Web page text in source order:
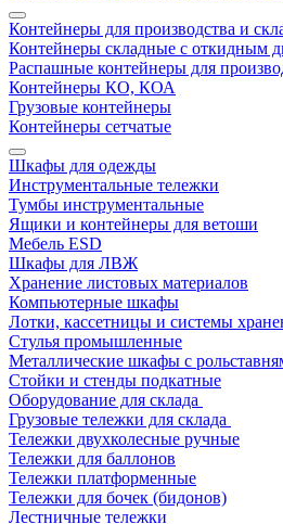
Контейнеры для производства и
Контейнеры складные с откидным
Распашные контейнеры для
Контейнеры КО, КОА
Грузовые контейнеры
Контейнеры сетчатые
Шкафы для одежды
Инструментальные тележки
Тумбы инструментальные
Ящики и контейнеры для ветоши
Мебель ESD
Шкафы для ЛВЖ
Хранение листовых материалов
Компьютерные шкафы
Лотки, кассетницы и системы
Стулья промышленные
Металлические шкафы с
Стойки и стенды подкатные
Оборудование для склада
Грузовые тележки для склада
Тележки двухколесные ручные
Тележки для баллонов
Тележки платформенные
Тележки для бочек (бидонов)
Лестничные тележки